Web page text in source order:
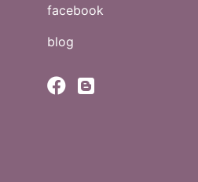
facebook
blog